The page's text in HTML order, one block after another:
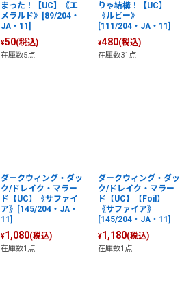
まった！【UC】《エ
メラルド》[89/204・
JA・11]
¥50(税込)
在庫数5点
りゃ結構！【UC】
《ルビー》
[111/204・JA・11]
¥480(税込)
在庫数31点
ダークウィング・ダッ
ク/ドレイク・マラー
ド【UC】《サファイ
ア》[145/204・JA・
11]
¥1,080(税込)
在庫数1点
ダークウィング・ダッ
ク/ドレイク・マラー
ド【UC】【Foil】
《サファイア》
[145/204・JA・11]
¥1,180(税込)
在庫数1点